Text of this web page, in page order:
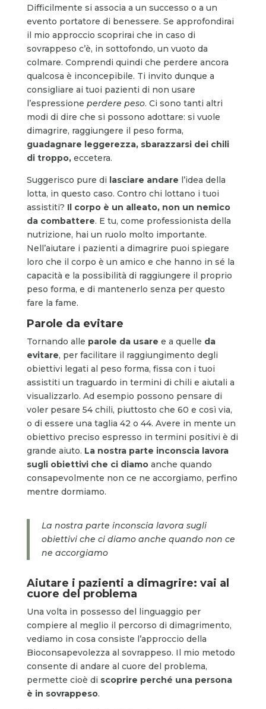
Difficilmente si associa a un successo o a un
evento portatore di benessere. Se approfondirai
il mio approccio scoprirai che in caso di
sovrappeso c’è, in sottofondo, un vuoto da
colmare. Comprendi quindi che perdere ancora
qualcosa è inconcepibile. Ti invito dunque a
consigliare ai tuoi pazienti di non usare
l’espressione perdere peso. Ci sono tanti altri
modi di dire che si possono adottare: si vuole
dimagrire, raggiungere il peso forma,
guadagnare leggerezza, sbarazzarsi dei chili
di troppo,eccetera.
Suggerisco pure di lasciare andare l’idea della
lotta, in questo caso. Contro chi lottano i tuoi
assistiti? Il corpo è un alleato, non un nemico
da combattere. E tu, come professionista della
nutrizione, hai un ruolo molto importante.
Nell’aiutare i pazienti a dimagrire puoi spiegare
loro che il corpo è un amico e che hanno in sé la
capacità e la possibilità di raggiungere il proprio
peso forma, e di mantenerlo senza per questo
fare la fame.
Parole da evitare
Tornando alle parole da usare e a quelle da
evitare, per facilitare il raggiungimento degli
obiettivi legati al peso forma, fissa con i tuoi
assistiti un traguardo in termini di chili e aiutali a
visualizzarlo. Ad esempio possono pensare di
voler pesare 54 chili, piuttosto che 60 e così via,
o di essere una taglia 42 o 44. Avere in mente un
obiettivo preciso espresso in termini positivi è di
grande aiuto. La nostra parte inconscia lavora
sugli obiettivi che ci diamoanche quando
consapevolmente non ce ne accorgiamo, perfino
mentre dormiamo.
La nostra parte inconscia lavora sugli
obiettivi che ci diamo anche quando non ce
ne accorgiamo
Aiutare i pazienti a dimagrire: vai al
cuore del problema
Una volta in possesso del linguaggio per
compiere al meglio il percorso di dimagrimento,
vediamo in cosa consiste l’approccio della
Bioconsapevolezza al sovrappeso. Il mio metodo
consente di andare al cuore del problema,
permette cioè di scoprire perché una persona
è in sovrappeso.